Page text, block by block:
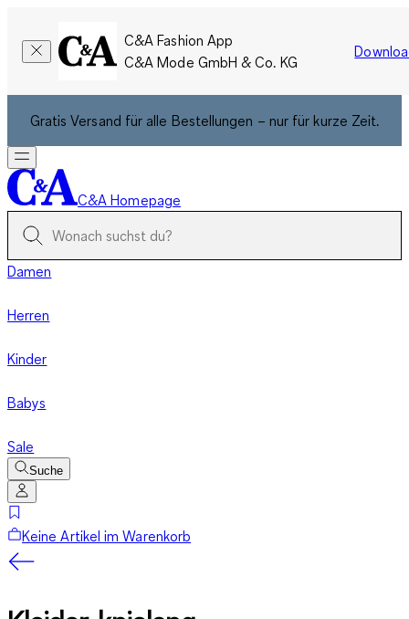
C&A Fashion App
C&A Mode GmbH & Co. KG
Gratis Versand für alle Bestellungen – nur für kurze Zeit.
C&A Homepage
Damen
Herren
Kinder
Babys
Sale
Suche
Keine Artikel im Warenkorb